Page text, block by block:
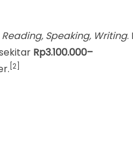
Reading, Speaking, Writing.
Rp3.100.000–
[2]